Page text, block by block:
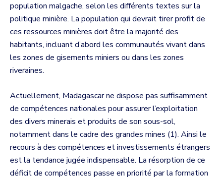
population malgache, selon les différents textes sur la
politique minière. La population qui devrait tirer profit de
ces ressources minières doit être la majorité des
habitants, incluant d’abord les communautés vivant dans
les zones de gisements miniers ou dans les zones
riveraines.
Actuellement, Madagascar ne dispose pas suffisamment
de compétences nationales pour assurer l’exploitation
des divers minerais et produits de son sous-sol,
notamment dans le cadre des grandes mines (1). Ainsi le
recours à des compétences et investissements étrangers
est la tendance jugée indispensable. La résorption de ce
déficit de compétences passe en priorité par la formation